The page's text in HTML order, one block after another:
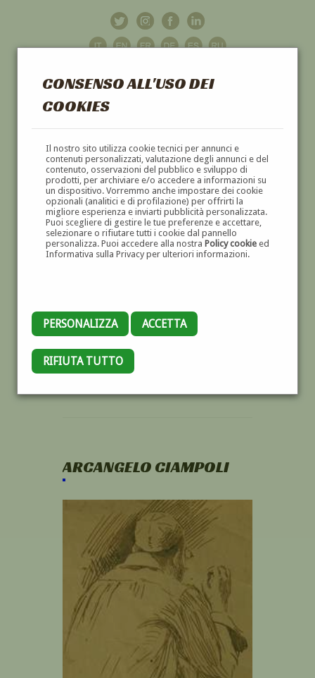
CONSENSO ALL'USO DEI
COOKIES
Il nostro sito utilizza cookie tecnici per annunci e
contenuti personalizzati, valutazione degli annunci e del
contenuto, osservazioni del pubblico e sviluppo di
prodotti, per archiviare e/o accedere a informazioni su
un dispositivo. Vorremmo anche impostare dei cookie
opzionali (analitici e di profilazione) per offrirti la
migliore esperienza e inviarti pubblicità personalizzata.
Puoi scegliere di gestire le tue preferenze e accettare,
selezionare o rifiutare tutti i cookie dal pannello
personalizza. Puoi accedere alla nostra Policy cookieed
Informativa sulla Privacy per ulteriori informazioni.
PERSONALIZZA ACCETTA
RIFIUTA TUTTO
GALLERIAD'ARTE
DIPINTI E SCULTURE '800 E '900
ARCANGELO CIAMPOLI